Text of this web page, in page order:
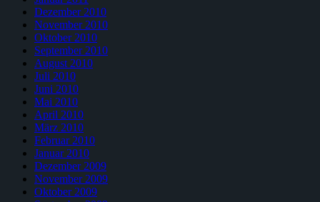
Dezember 2010
November 2010
Oktober 2010
September 2010
August 2010
Juli 2010
Juni 2010
Mai 2010
April 2010
März 2010
Februar 2010
Januar 2010
Dezember 2009
November 2009
Oktober 2009